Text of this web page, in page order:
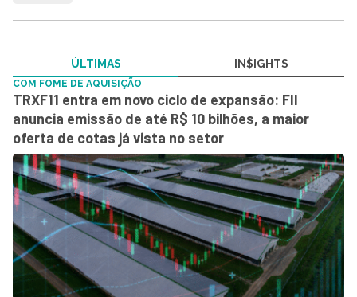
ÚLTIMAS IN$IGHTS
COM FOME DE AQUISIÇÃO
TRXF11 entra em novo ciclo de expansão: FII
anuncia emissão de até R$ 10 bilhões, a maior
oferta de cotas já vista no setor